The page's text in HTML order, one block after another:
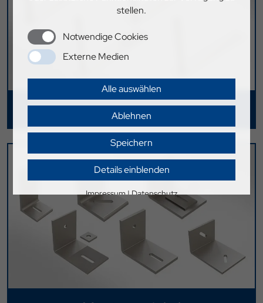
stellen.
Notwendige Cookies
Externe Medien
Alle auswählen
Ablehnen
Speichern
Details einblenden
Impressum|Datenschutz
Laschendorne